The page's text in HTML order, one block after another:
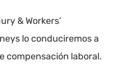
& Workers’
lo conduciremos a
compensación laboral.